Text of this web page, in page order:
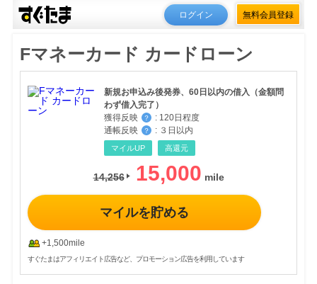
ログイン 無料会員登録
Fマネーカード カードローン
新規お申込み後発券、60日以内の借入（金額問
わず借入完了）
獲得反映
？ : 120日程度
通帳反映
？ : ３日以内
マイルUP 高還元
14,256 15,000
マイルを貯める
+1,500mile
すぐたまはアフィリエイト広告など、プロモーション広告を利用しています